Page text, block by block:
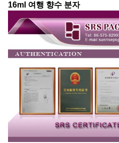
16ml 여행 향수 분자